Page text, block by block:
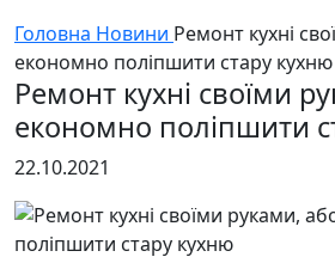
Головнa Новини Ремонт кухні
економно поліпшити стару кухню
Ремонт кухні своїми
економно поліпшити
22.10.2021